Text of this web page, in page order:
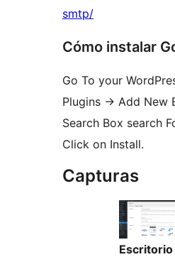
smtp/
Cómo instalar
Go To your
Plugins -> Add New
Search Box search
Click on Install.
Capturas
Escritorio